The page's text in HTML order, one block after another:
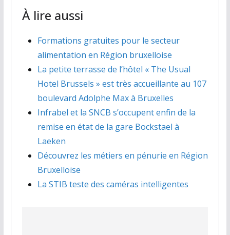
À lire aussi
Formations gratuites pour le secteur
alimentation en Région bruxelloise
La petite terrasse de l’hôtel « The Usual
Hotel Brussels » est très accueillante au 107
boulevard Adolphe Max à Bruxelles
Infrabel et la SNCB s’occupent enfin de la
remise en état de la gare Bockstael à
Laeken
Découvrez les métiers en pénurie en Région
Bruxelloise
La STIB teste des caméras intelligentes